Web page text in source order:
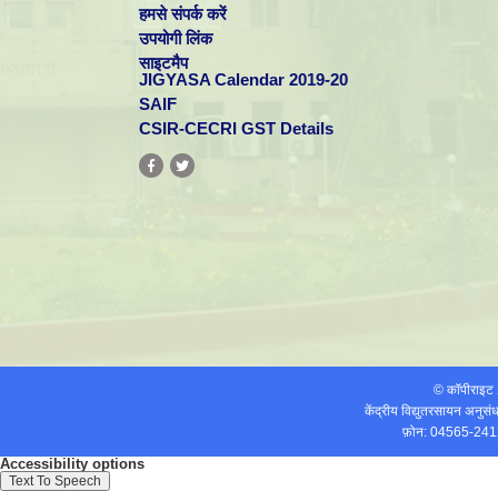
हमसे संपर्क करें
उपयोगी लिंक
साइटमैप
JIGYASA Calendar 2019-20
SAIF
CSIR-CECRI GST Details
©
केंद्रीय विद्युतरसायन
फ़ोन: 04565-
Accessibility options
Text To Speech